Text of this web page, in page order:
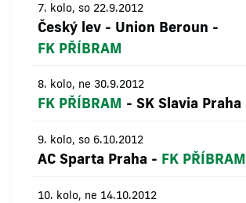
7. kolo, so 22.9.2012
Český lev - Union Beroun -
FK PŘÍBRAM
8. kolo, ne 30.9.2012
FK PŘÍBRAM - SK Slavia Praha
9. kolo, so 6.10.2012
AC Sparta Praha - FK PŘÍBRAM
10. kolo, ne 14.10.2012